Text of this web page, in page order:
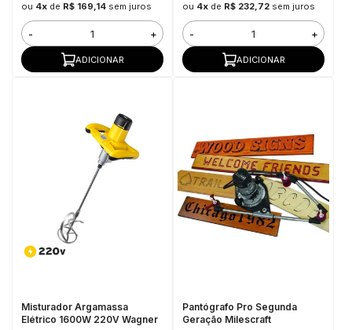
ou 4xde R$ 169,14 sem juros
- +
ADICIONAR
ou 4xde R$ 232,72 sem juros
- +
ADICIONAR
Misturador Argamassa
Elétrico 1600W 220V Wagner
Pantógrafo Pro Segunda
Geração Milescraft